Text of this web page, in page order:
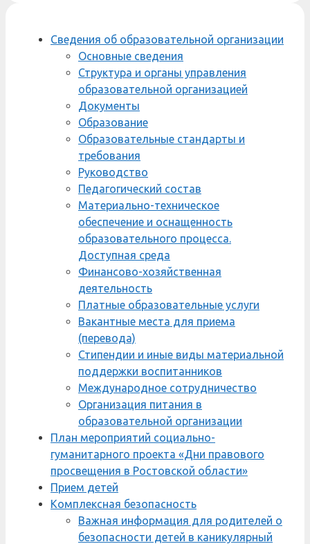
Сведения об образовательной организации
Основные сведения
Структура и органы управления
образовательной организацией
Документы
Образование
Образовательные стандарты и
требования
Руководство
Педагогический состав
Материально-техническое
обеспечение и оснащенность
образовательного процесса.
Доступная среда
Финансово-хозяйственная
деятельность
Платные образовательные услуги
Вакантные места для приема
(перевода)
Стипендии и иные виды материальной
поддержки воспитанников
Международное сотрудничество
Организация питания в
образовательной организации
План мероприятий социально-
гуманитарного проекта «Дни правового
просвещения в Ростовской области»
Прием детей
Комплексная безопасность
Важная информация для родителей о
безопасности детей в каникулярный